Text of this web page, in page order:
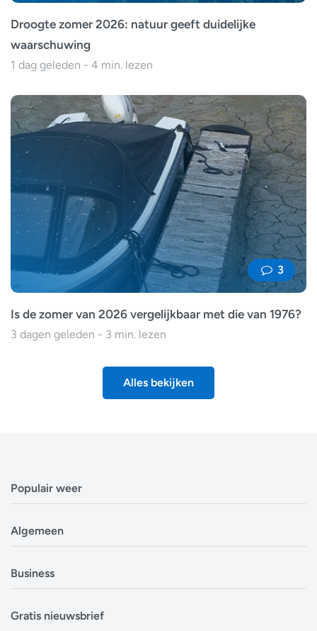
Droogte zomer 2026: natuur geeft duidelijke
waarschuwing
1 dag geleden - 4 min. lezen
3
Is de zomer van 2026 vergelijkbaar met die van 1976?
3 dagen geleden - 3 min. lezen
Alles bekijken
Populair weer
Weerbericht Brussel
Weerbericht Eindhoven
Alle locaties in België
Algemeen
Privacyverklaring
Disclaimer
Business
Overheden
Gratis nieuwsbrief